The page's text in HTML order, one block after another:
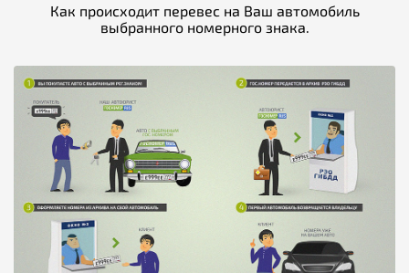
Как происходит перевес на Ваш автомобиль
выбранного номерного знака.